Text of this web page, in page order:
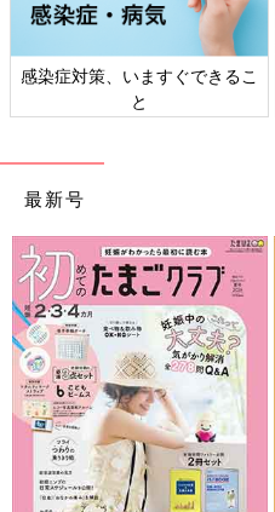
感染症対策、いますぐできるこ
と
最新号